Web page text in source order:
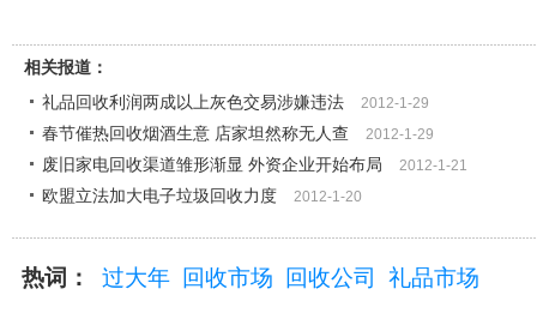
相关报道：
礼品回收利润两成以上灰色交易涉嫌违法
2012-1-29
春节催热回收烟酒生意 店家坦然称无人查 2012-1-29
废旧家电回收渠道雏形渐显 外资企业开始布局 2012-1-21
欧盟立法加大电子垃圾回收力度 2012-1-20
热词： 过大年 回收市场 回收公司 礼品市场